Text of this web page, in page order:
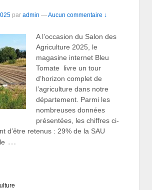
par admin —Aucun commentaire ↓
A l’occasion du Salon des
Agriculture 2025, le
magasine internet Bleu
Tomate livre un tour
d’horizon complet de
l’agriculture dans notre
département. Parmi les
nombreuses données
présentées, les chiffres ci-
d’être retenus : 29% de la SAU
…